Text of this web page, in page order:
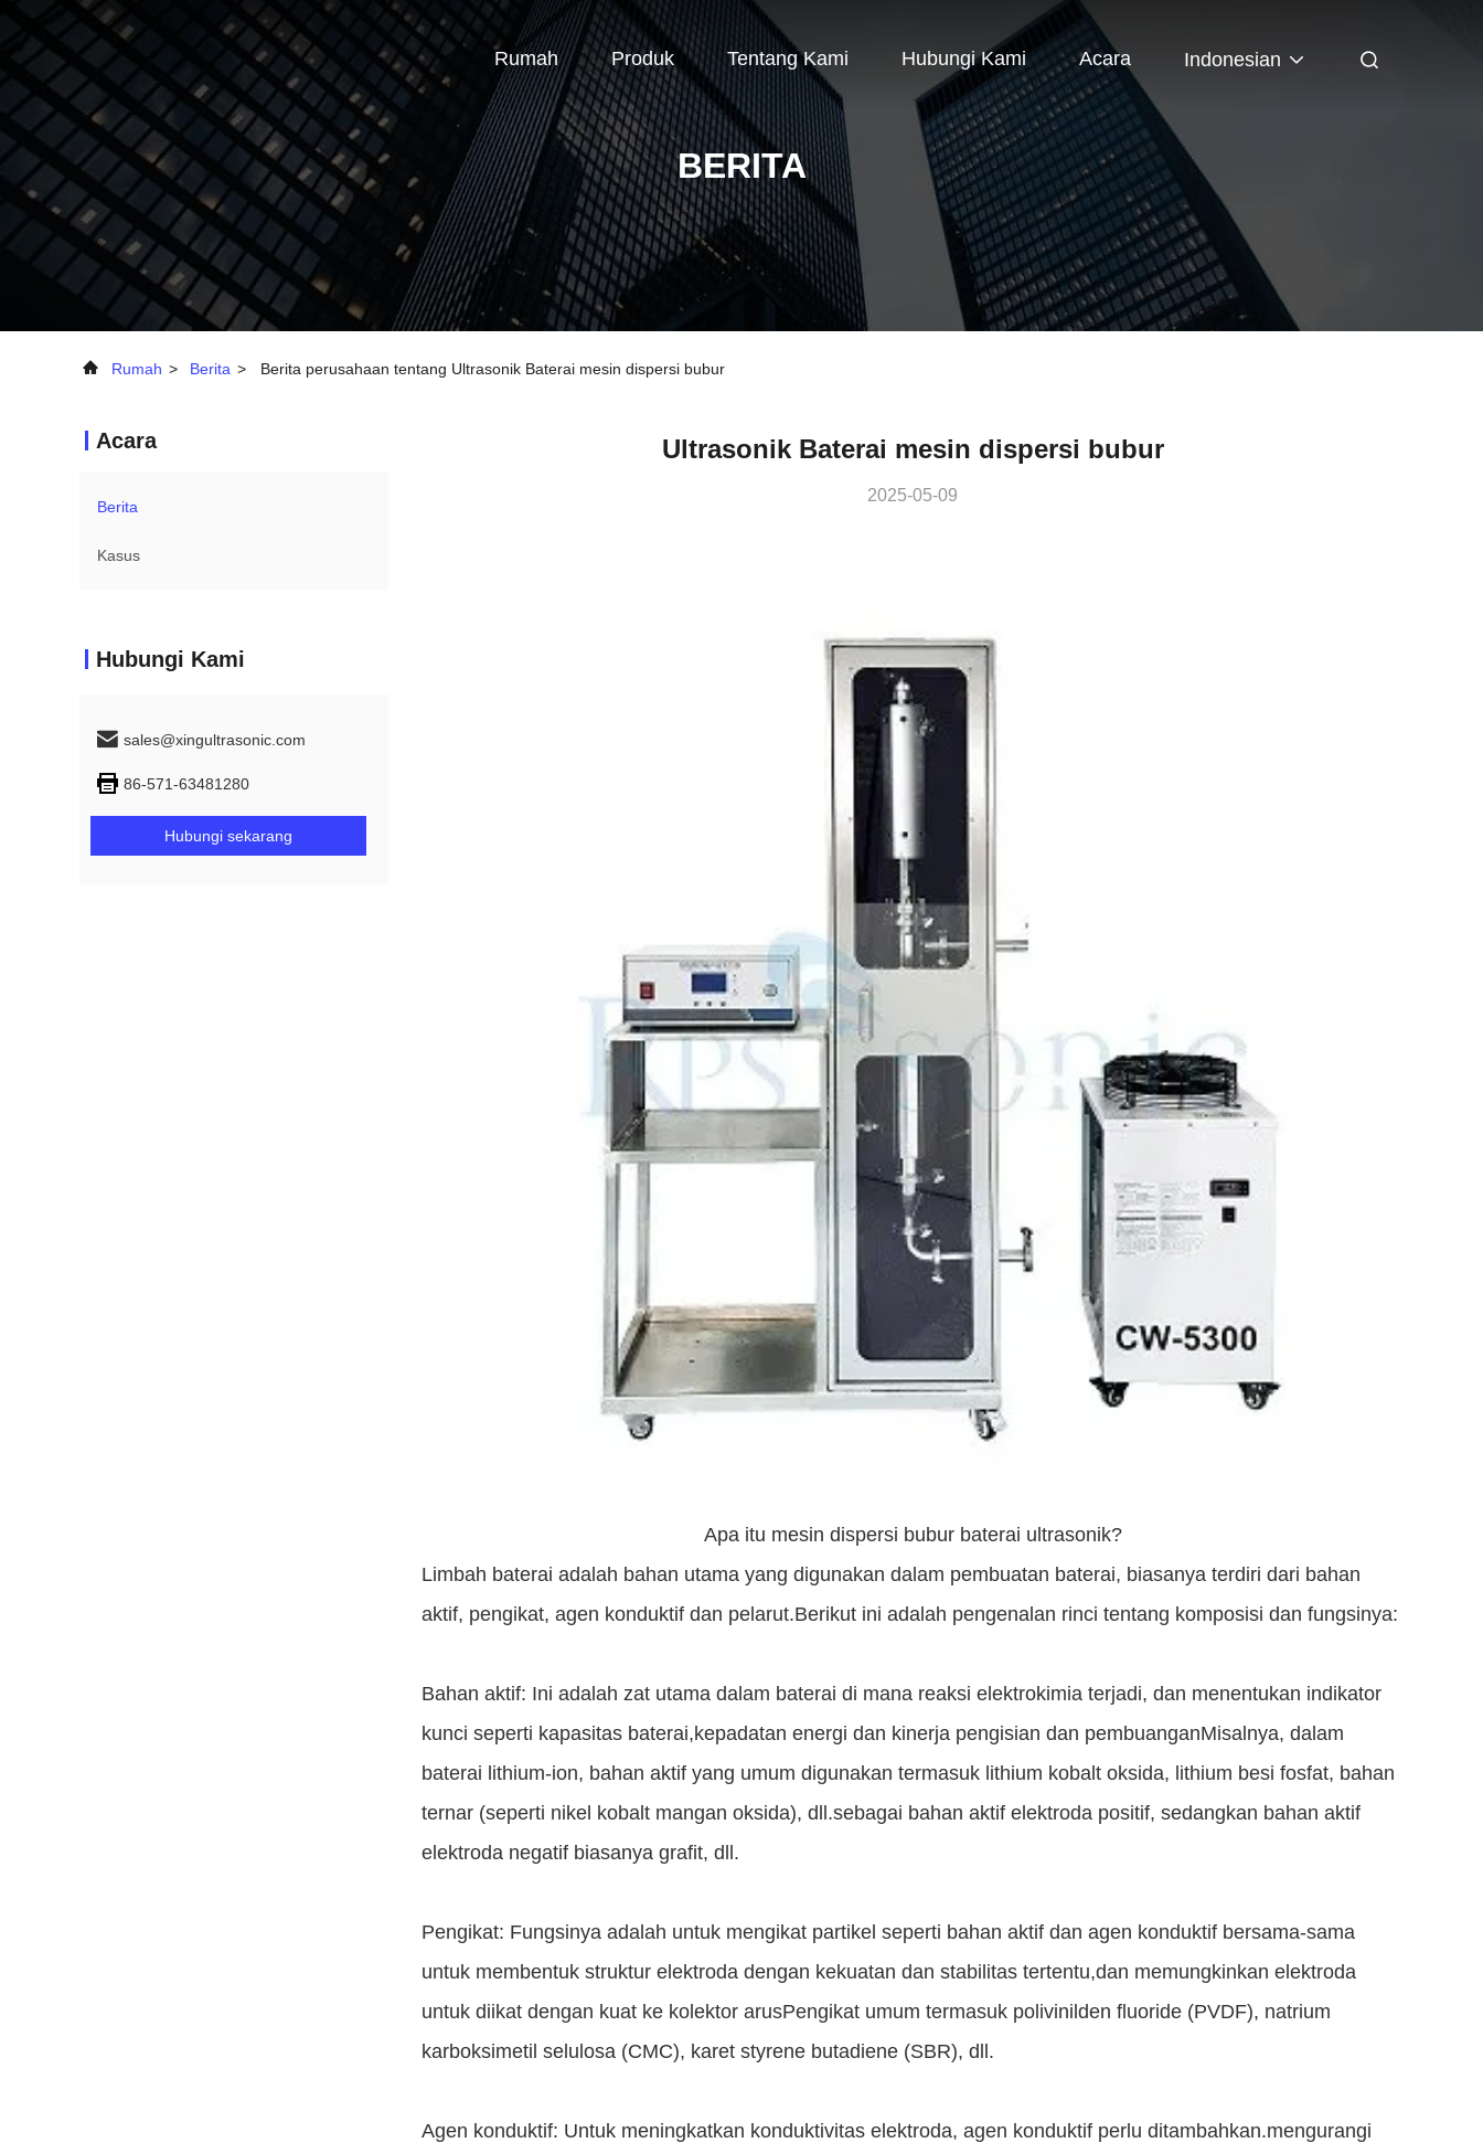
Rumah Produk Tentang Kami Hubungi Kami Acara Indonesian
BERITA
Rumah > Berita > Berita perusahaan tentang Ultrasonik Baterai mesin dispersi bubur
Acara
Berita
Kasus
Hubungi Kami
sales@xingultrasonic.com
86-571-63481280
Hubungi sekarang
Ultrasonik Baterai mesin dispersi bubur
2025-05-09
Apa itu mesin dispersi bubur baterai ultrasonik?
Limbah baterai adalah bahan utama yang digunakan dalam pembuatan baterai, biasanya terdiri dari bahan
aktif, pengikat, agen konduktif dan pelarut.Berikut ini adalah pengenalan rinci tentang komposisi dan fungsinya:
Bahan aktif: Ini adalah zat utama dalam baterai di mana reaksi elektrokimia terjadi, dan menentukan indikator
kunci seperti kapasitas baterai,kepadatan energi dan kinerja pengisian dan pembuanganMisalnya, dalam
baterai lithium-ion, bahan aktif yang umum digunakan termasuk lithium kobalt oksida, lithium besi fosfat, bahan
ternar (seperti nikel kobalt mangan oksida), dll.sebagai bahan aktif elektroda positif, sedangkan bahan aktif
elektroda negatif biasanya grafit, dll.
Pengikat: Fungsinya adalah untuk mengikat partikel seperti bahan aktif dan agen konduktif bersama-sama
untuk membentuk struktur elektroda dengan kekuatan dan stabilitas tertentu,dan memungkinkan elektroda
untuk diikat dengan kuat ke kolektor arusPengikat umum termasuk polivinilden fluoride (PVDF), natrium
karboksimetil selulosa (CMC), karet styrene butadiene (SBR), dll.
Agen konduktif: Untuk meningkatkan konduktivitas elektroda, agen konduktif perlu ditambahkan.mengurangi